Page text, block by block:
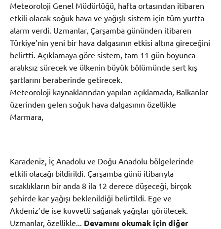
Meteoroloji Genel Müdürlüğü, hafta ortasından itibaren
etkili olacak soğuk hava ve yağışlı sistem için tüm yurtta
alarm verdi. Uzmanlar, Çarşamba gününden itibaren
Türkiye’nin yeni bir hava dalgasının etkisi altına gireceğini
belirtti. Açıklamaya göre sistem, tam 11 gün boyunca
aralıksız sürecek ve ülkenin büyük bölümünde sert kış
şartlarını beraberinde getirecek.
Meteoroloji kaynaklarından yapılan açıklamada, Balkanlar
üzerinden gelen soğuk hava dalgasının özellikle
Marmara,
Karadeniz, İç Anadolu ve Doğu Anadolu bölgelerinde
etkili olacağı bildirildi. Çarşamba günü itibarıyla
sıcaklıkların bir anda 8 ila 12 derece düşeceği, birçok
şehirde kar yağışı beklenildiği belirtildi. Ege ve
Akdeniz’de ise kuvvetli sağanak yağışlar görülecek.
Uzmanlar, özellikle... Devamını okumak için diğer